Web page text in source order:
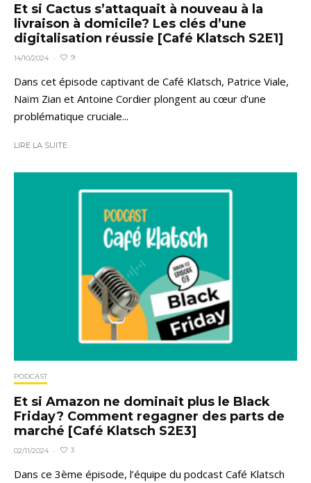
Et si Cactus s’attaquait à nouveau à la
livraison à domicile? Les clés d’une
digitalisation réussie [Café Klatsch S2E1]
14/10/2024 · 9
Dans cet épisode captivant de Café Klatsch, Patrice Viale,
Naïm Zian et Antoine Cordier plongent au cœur d’une
problématique cruciale...
LIRE LA SUITE
PODCAST
Et si Amazon ne dominait plus le Black
Friday? Comment regagner des parts de
marché [Café Klatsch S2E3]
02/11/2024 · 3
Dans ce 3ème épisode, l’équipe du podcast Café Klatsch